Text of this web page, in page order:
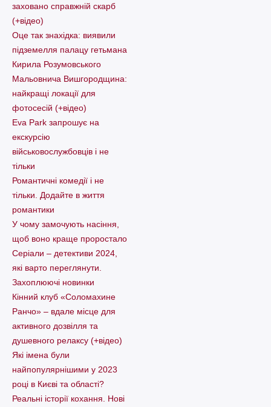
заховано справжній скарб
(+відео)
Оце так знахідка: виявили
підземелля палацу гетьмана
Кирила Розумовського
Мальовнича Вишгородщина:
найкращі локації для
фотосесій (+відео)
Eva Park запрошує на
екскурсію
військовослужбовців і не
тільки
Романтичні комедії і не
тільки. Додайте в життя
романтики
У чому замочують насіння,
щоб воно краще проростало
Серіали – детективи 2024,
які варто пеpеглянути.
Захоплюючі новинки
Кінний клуб «Соломахине
Ранчо» – вдале місце для
активного дозвілля та
душевного релаксу (+відео)
Які імена були
найпопулярнішими у 2023
році в Києві та області?
Реальні історії кохання. Нові